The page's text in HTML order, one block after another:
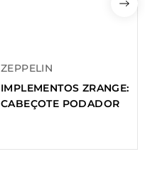
ZEPPELIN
IMPLEMENTOS ZRANGE:
CABEÇOTE PODADOR